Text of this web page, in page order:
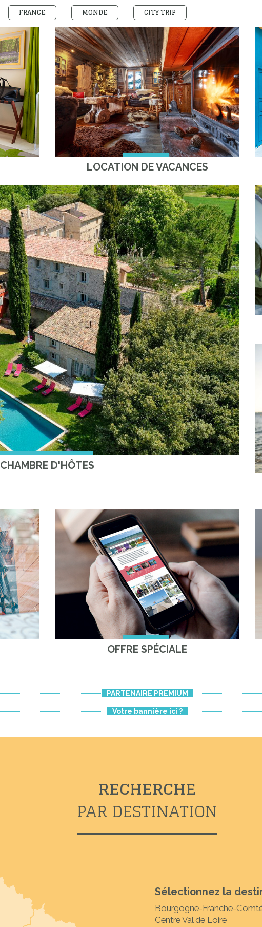
FRANCE MONDE CITY TRIP
LOCATION DE VACANCES
CHAMBRE D'HÔTES
OFFRE SPÉCIALE
PARTENAIRE PREMIUM
Votre bannière ici ?
RECHERCHE
PAR DESTINATION
Sélectionnez la
Bourgogne-Franche-
Centre Val de Loire